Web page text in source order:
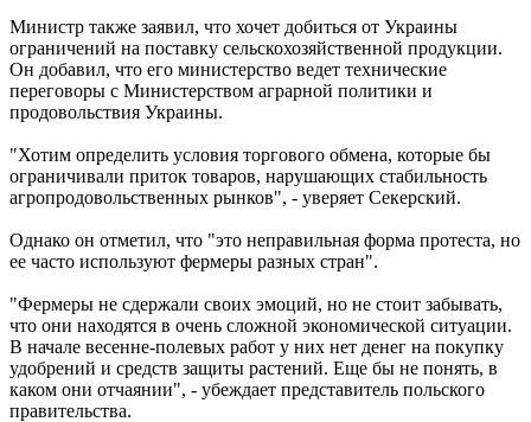
Министр также заявил, что хочет добиться от Украины
ограничений на поставку сельскохозяйственной продукции.
Он добавил, что его министерство ведет технические
переговоры с Министерством аграрной политики и
продовольствия Украины.
"Хотим определить условия торгового обмена, которые бы
ограничивали приток товаров, нарушающих стабильность
агропродовольственных рынков", - уверяет Секерский.
Однако он отметил, что "это неправильная форма протеста, но
ее часто используют фермеры разных стран".
"Фермеры не сдержали своих эмоций, но не стоит забывать,
что они находятся в очень сложной экономической ситуации.
В начале весенне-полевых работ у них нет денег на покупку
удобрений и средств защиты растений. Еще бы не понять, в
каком они отчаянии", - убеждает представитель польского
правительства.